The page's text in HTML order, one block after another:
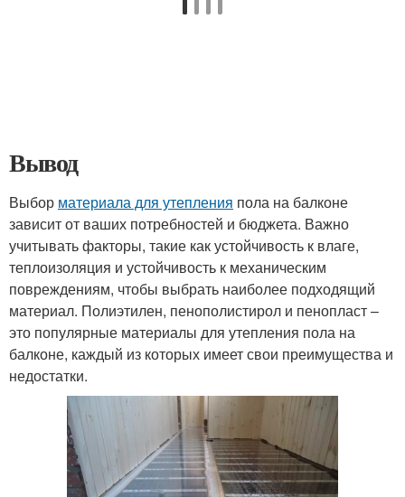
Вывод
Выбор материала для утепления пола на балконе
зависит от ваших потребностей и бюджета. Важно
учитывать факторы, такие как устойчивость к влаге,
теплоизоляция и устойчивость к механическим
повреждениям, чтобы выбрать наиболее подходящий
материал. Полиэтилен, пенополистирол и пенопласт –
это популярные материалы для утепления пола на
балконе, каждый из которых имеет свои преимущества и
недостатки.